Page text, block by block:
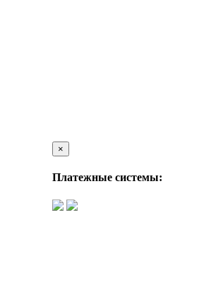
×
Платежные системы: